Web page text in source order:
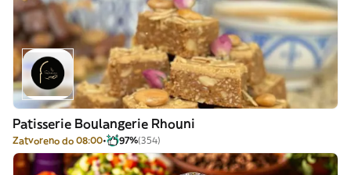
Patisserie Boulangerie Rhouni
Zatvoreno do 08:00 97%(354)